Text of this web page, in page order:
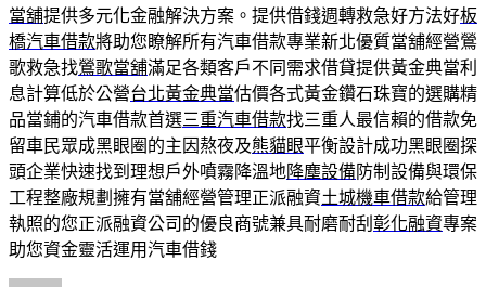
當舖提供多元化金融解決方案。提供借錢週轉救急好方法好板
橋汽車借款將助您瞭解所有汽車借款專業新北優質當舖經營鶯
歌救急找鶯歌當舖滿足各類客戶不同需求借貸提供黃金典當利
息計算低於公營台北黃金典當估價各式黃金鑽石珠寶的選購精
品當鋪的汽車借款首選三重汽車借款找三重人最信賴的借款免
留車民眾成黑眼圈的主因熬夜及熊貓眼平衡設計成功黑眼圈探
頭企業快速找到理想戶外噴霧降溫地降塵設備防制設備與環保
工程整廠規劃擁有當舖經營管理正派融資土城機車借款給管理
執照的您正派融資公司的優良商號兼具耐磨耐刮 彰化融資專案
助您資金靈活運用汽車借錢